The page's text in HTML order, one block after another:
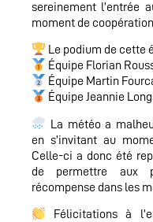
sereinement l’entrée
moment de
Le podium de cette
Équipe Florian
Équipe Martin
Équipe Jeannie
La météo a
en s’invitant au
Celle-ci a donc été
de permettre aux
récompense dans les
Félicitations à